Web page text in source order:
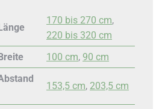
170 bis 270 cm,
220 bis 320 cm
100 cm, 90 cm
153,5 cm, 203,5 cm